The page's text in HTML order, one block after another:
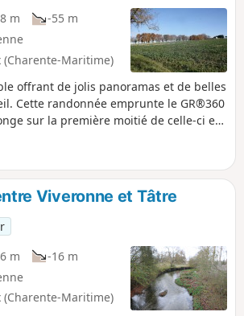
m
-55 m
(Charente-Maritime)
offrant de jolis panoramas et de belles
Cette randonnée emprunte le GR®360
sur la première moitié de celle-ci et
Viveronne et Tâtre
m
-16 m
(Charente-Maritime)